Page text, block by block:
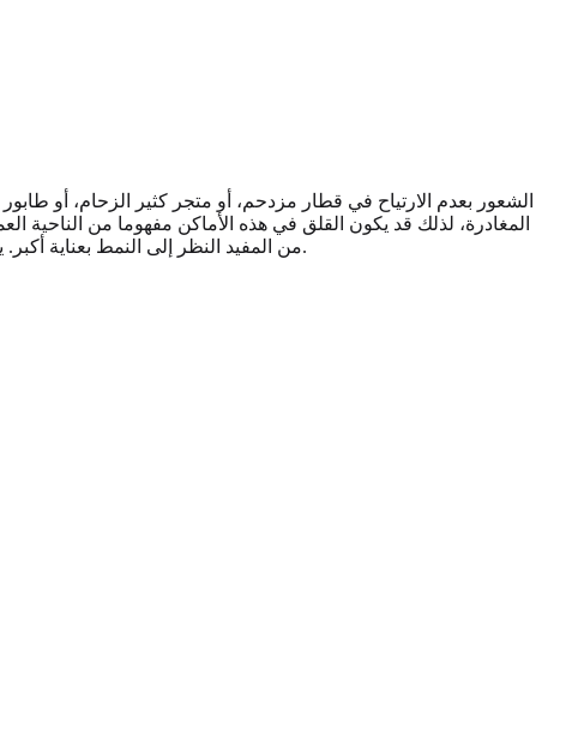
الشعور بعدم الارتياح في قطار مزدحم، أو متجر كثير الزحام، أو
المغادرة، لذلك قد يكون القلق في هذه الأماكن مفهوما من الناحية
من المفيد النظر إلى النمط بعنايةطريقة لطيفة لتنظيم ما تلاحظه قبل أن تقرر نوع الدعم، إن وجد، الذي قد يناسبك.